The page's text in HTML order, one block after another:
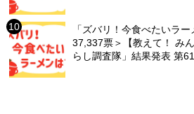
「ズバリ！今食べたいラ
37,337票＞【教えて！ み
らし調査隊」結果発表 第